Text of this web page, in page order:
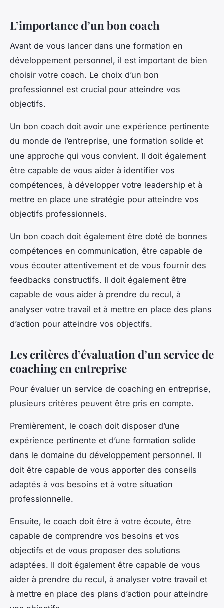
L’importance d’un bon coach
Avant de vous lancer dans une formation en
développement personnel, il est important de bien
choisir votre coach. Le choix d’un bon
professionnel est crucial pour atteindre vos
objectifs.
Un bon coach doit avoir une expérience pertinente
du monde de l’entreprise, une formation solide et
une approche qui vous convient. Il doit également
être capable de vous aider à identifier vos
compétences, à développer votre leadership et à
mettre en place une stratégie pour atteindre vos
objectifs professionnels.
Un bon coach doit également être doté de bonnes
compétences en communication, être capable de
vous écouter attentivement et de vous fournir des
feedbacks constructifs. Il doit également être
capable de vous aider à prendre du recul, à
analyser votre travail et à mettre en place des plans
d’action pour atteindre vos objectifs.
Les critères d’évaluation d’un service de
coaching en entreprise
Pour évaluer un service de coaching en entreprise,
plusieurs critères peuvent être pris en compte.
Premièrement, le coach doit disposer d’une
expérience pertinente et d’une formation solide
dans le domaine du développement personnel. Il
doit être capable de vous apporter des conseils
adaptés à vos besoins et à votre situation
professionnelle.
Ensuite, le coach doit être à votre écoute, être
capable de comprendre vos besoins et vos
objectifs et de vous proposer des solutions
adaptées. Il doit également être capable de vous
aider à prendre du recul, à analyser votre travail et
à mettre en place des plans d’action pour atteindre